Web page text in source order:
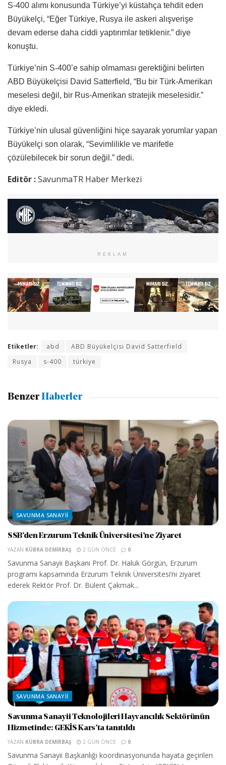
S-400 alımı konusunda Türkiye’yi küstahça tehdit eden
Büyükelçi, “Eğer Türkiye, Rusya ile askeri alışverişe
devam ederse daha ciddi yaptırımlar tetiklenir.” diye
konuştu.
Türkiye’nin S-400’e sahip olmaması gerektiğini belirten
ABD Büyükelçisi David Satterfield, “Bu bir Türk-Amerikan
meselesi değil, bir Rus-Amerikan stratejik meselesidir.”
diye ekledi.
Türkiye’nin ulusal güvenliğini hiçe sayarak yorumlar yapan
Büyükelçi son olarak, “Sevimlilikle ve marifetle
çözülebilecek bir sorun değil.” dedi.
Editör :SavunmaTR Haber Merkezi
REKLAM
Etiketler: abd
ABD Büyükelçisi David Satterfield
Rusya
s-400 türkiye
Benzer Haberler
SAVUNMA SANAYII
SSB’den Erzurum Teknik Üniversitesi’ne Ziyaret
YAZAN KÜBRA DEMIRBAŞ 2 GÜN ÖNCE 0
Savunma Sanayii Başkanı Prof. Dr. Haluk Görgün, Erzurum
programı kapsamında Erzurum Teknik Üniversitesi’ni ziyaret
ederek Rektör Prof. Dr. Bülent Çakmak...
SAVUNMA SANAYII
Savunma Sanayii Teknolojileri Hayvancılık Sektörünün
Hizmetinde: GEKİS Kars’ta tanıtıldı
YAZAN KÜBRA DEMIRBAŞ 2 GÜN ÖNCE 0
Savunma Sanayii Başkanlığı koordinasyonunda hayata geçirilen